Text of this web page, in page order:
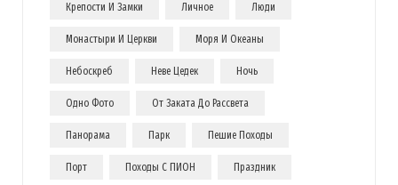
Крепости И Замки Личное Люди
Монастыри И Церкви Моря И Океаны
Небоскреб Неве Цедек Ночь
Одно Фото От Заката До Рассвета
Панорама Парк Пешие Походы
Порт Походы С ПИОН Праздник